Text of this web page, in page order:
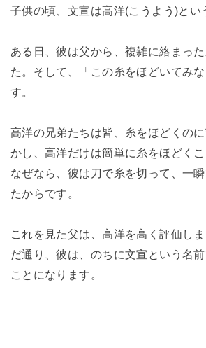
子供の頃、文宣は高洋(こうよう)とい
ある日、彼は父から、複雑に絡まっ
た。そして、「この糸をほどいてみ
す。
高洋の兄弟たちは皆、糸をほどくの
かし、高洋だけは簡単に糸をほどくこ
なぜなら、彼は刀で糸を切って、一
たからです。
これを見た父は、高洋を高く評価し
だ通り、彼は、のちに文宣という名
ことになります。